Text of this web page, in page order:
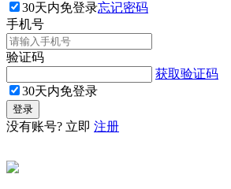
30天内免登录忘记密码
手机号
验证码
获取验证码
30天内免登录
没有账号? 立即 注册